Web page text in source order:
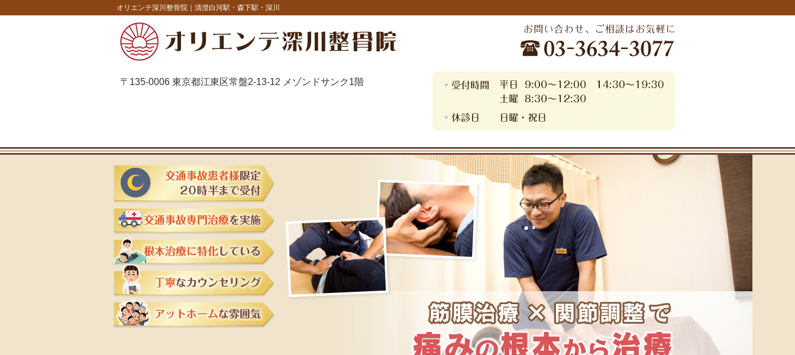
オリエンテ深川整骨院｜清澄白河駅・森下駅・深川
〒135-0006 東京都江東区常盤2-13-12 メゾンドサンク1階